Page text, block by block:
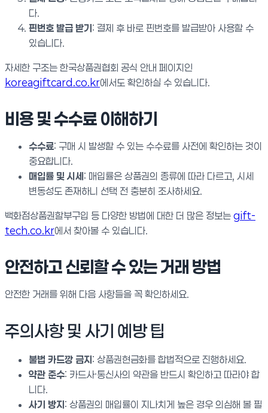
다.
핀번호 발급 받기: 결제 후 바로 핀번호를 발급받아 사용할 수
있습니다.
자세한 구조는 한국상품권협회 공식 안내 페이지인
koreagiftcard.co.kr에서도 확인하실 수 있습니다.
비용 및 수수료 이해하기
수수료: 구매 시 발생할 수 있는 수수료를 사전에 확인하는 것이
중요합니다.
매입률 및 시세: 매입률은 상품권의 종류에 따라 다르고, 시세
변동성도 존재하니 선택 전 충분히 조사하세요.
백화점상품권할부구입 등 다양한 방법에 대한 더 많은 정보는 gift-
tech.co.kr에서 찾아볼 수 있습니다.
안전하고 신뢰할 수 있는 거래 방법
안전한 거래를 위해 다음 사항들을 꼭 확인하세요.
주의사항 및 사기 예방 팁
불법 카드깡 금지: 상품권현금화를 합법적으로 진행하세요.
약관 준수: 카드사·통신사의 약관을 반드시 확인하고 따라야 합
니다.
사기 방지: 상품권의 매입률이 지나치게 높은 경우 의심해 볼 필